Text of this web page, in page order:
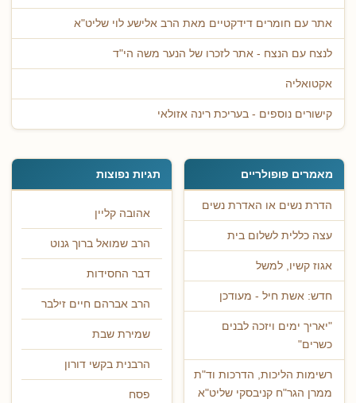
אתר עם חומרים דידקטיים מאת הרב אלישע לוי שליט"א
לנצח עם הנצח - אתר לזכרו של הנער משה הי"ד
אקטואליה
קישורים נוספים - בעריכת רינה אזולאי
מאמרים פופולריים
הדרת נשים או האדרת נשים
עצה כללית לשלום בית
אגוז קשיו, למשל
חדש: אשת חיל - מעודכן
"יאריך ימים ויזכה לבנים
כשרים"
רשימות הליכות, הדרכות וד"ת
ממרן הגר"ח קניבסקי שליט"א
תגיות נפוצות
אהובה קליין
הרב שמואל ברוך גנוט
דבר החסידות
הרב אברהם חיים זילבר
שמירת שבת
הרבנית בקשי דורון
פסח